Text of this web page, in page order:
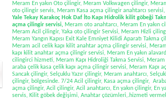
Meram En yakın Oto çilingir, Meram Volkwagen çilingir,
oto çilingir servis, Meram Kasa açma çilingir anahtarcı
Yale Tekay Karakoç Hok Daf İto Kapı Hidrolik kilit göbeği
açma çilingir servisi, Meram oto anahtarcı, Meram En yakın
Meram Acil çilingir, Yaka oto çilingir Servisi, Meram Hizli
Meram Yangın Kapısı Exit Kale Emniyet Kilidi Aparatı
Meram acil celik kapı kilit anahtar açma çilingir servisi,
kapı kilit anahtar açma çilingir servisi, Meram En yakın
cilingirci hizmeti, Meram Kapı Hidroliği Takma Servisi,
araba çelik kasa çelik kapı açma çilingir servisi, Meram Kapı
Sancak çilingir, Selçuklu Yazır çilingir, Meram anahtarcı,
çilingir, bölgesinde. 7/24 Acil çilingir, Kasa açma çilingir,
açma çilingir, Acil çilingir, Acil anahtarcı, En yakın çilingir, En
servis, Kilit göbek değişimi, Anahtar çözümleri,.hizmeti